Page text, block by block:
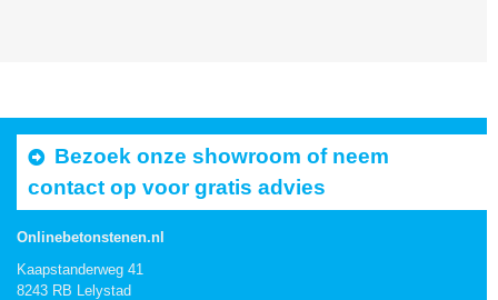
Bezoek onze showroom of neem
contact op voor gratis advies
Onlinebetonstenen.nl
Kaapstanderweg 41
8243 RB Lelystad